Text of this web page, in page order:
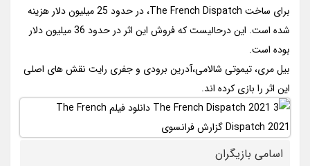
برای ساخت The French Dispatch، در حدود 25 میلیون دلار هزینه
شده است. این درحالیست که فروش این اثر در حدود 36 میلیون دلار
بوده است.
بیل مری، تیموتی شالامی،آدرین برودی و جفری رایت نقش های اصلی
این اثر را بازی کرده اند.
اسامی بازیگران